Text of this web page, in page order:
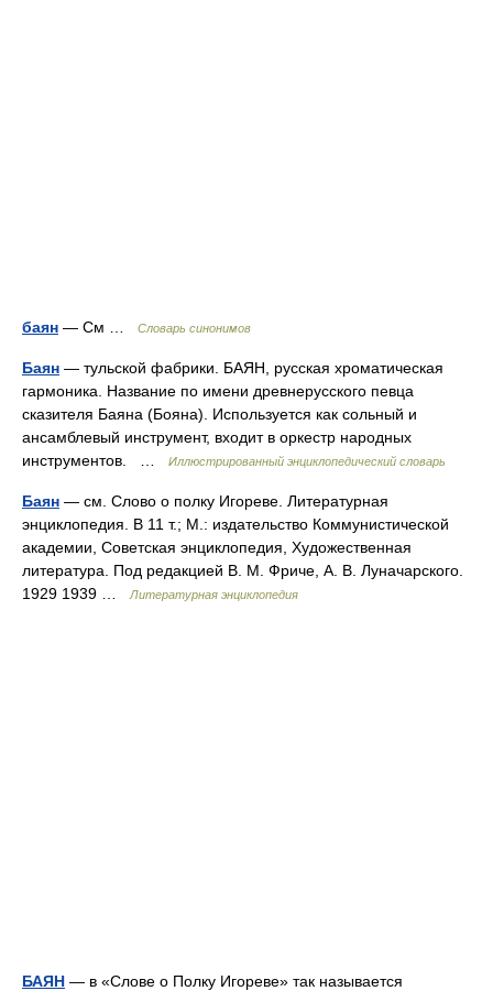
баян — См … Словарь синонимов
Баян — тульской фабрики. БАЯН, русская хроматическая
гармоника. Название по имени древнерусского певца
сказителя Баяна (Бояна). Используется как сольный и
ансамблевый инструмент, входит в оркестр народных
инструментов. …
Иллюстрированный энциклопедический словарь
Баян — см. Слово о полку Игореве. Литературная
энциклопедия. В 11 т.; М.: издательство Коммунистической
академии, Советская энциклопедия, Художественная
литература. Под редакцией В. М. Фриче, А. В. Луначарского.
1929 1939 …
Литературная энциклопедия
БАЯН — в «Слове о Полку Игореве» так называется